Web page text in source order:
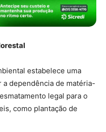
estabelece uma
dependência de matéria-
legal para o
como plantação de